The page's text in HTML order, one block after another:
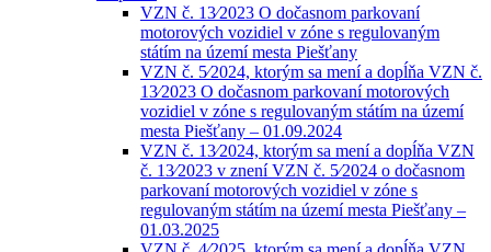
VZN č. 13⁄2023 O dočasnom parkovaní
motorových vozidiel v zóne s regulovaným
státím na území mesta Piešťany
VZN č. 5⁄2024, ktorým sa mení a dopĺňa VZN č.
13⁄2023 O dočasnom parkovaní motorových
vozidiel v zóne s regulovaným státím na území
mesta Piešťany – 01.09.2024
VZN č. 13⁄2024, ktorým sa mení a dopĺňa VZN
č. 13⁄2023 v znení VZN č. 5⁄2024 o dočasnom
parkovaní motorových vozidiel v zóne s
regulovaným státím na území mesta Piešťany –
01.03.2025